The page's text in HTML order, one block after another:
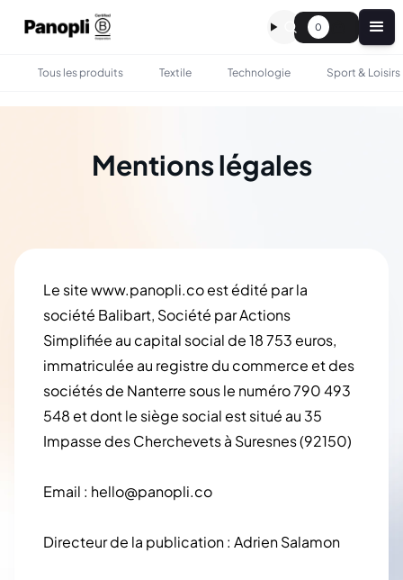
Mentions légales
Le sitewww.panopli.coest édité par la
société Balibart, Société par Actions
Simplifiée au capital social de 18 753 euros,
immatriculée au registre du commerce et des
sociétés de Nanterre sous le numéro 790 493
548 et dont le siège social est situé au 35
Impasse des Cherchevets à Suresnes (92150)
Email : hello@panopli.co
Directeur de la publication : Adrien Salamon
0
Tous les produits Textile Technologie Sport & Loisirs